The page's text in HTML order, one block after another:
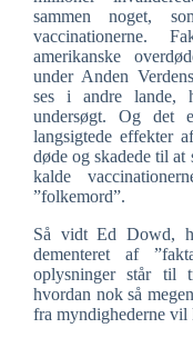
sammen noget,
vaccinationerne.
amerikanske
under Anden
ses i andre lande,
undersøgt. Og det
langsigtede effekter
døde og skadede til
kalde
”folkemord”.
Så vidt Ed Dowd,
dementeret af
oplysninger står til
hvordan nok så
fra myndighederne vil